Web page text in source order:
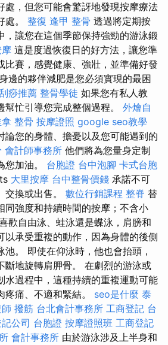
處，但您可能會驚訝地發現按摩療法
處。 整復 逢甲 整骨 透過將定期按
，讓您在這個季節保持強勁的游泳鍛
這是度過恢復日的好方法，讓您準
比賽，感覺健康、強壯，並準備好發
邊的夥伴減肥是您必須實現的最困
痧推薦 整骨學徒 如果您有私人教
忙引導您完成整個過程。 外燴自
整骨 按摩證照 google seo教學
論您的身體、擔憂以及您可能遇到的
會計師事務所 他們將為您量身定制
您加油。 台胞證 台中泡腳 卡式台胞
大里按摩 台中整骨價錢 承諾不可
交換或出售。 數位行銷課程 整脊 替
同強度和持續時間的按摩；不含小
歡自由泳、蛙泳還是蝶泳，肩膀和
以承受重複的動作，因為身體的後側
。 即使在仰泳時，他也會抬頭，
斷地旋轉肩胛骨。 在劇烈的游泳或
水過程中，這種持續的重複運動可能
痛、不適和緊結。 seo是什麼 泰
撥筋 台北會計事務所 工商登記 台
公司 台胞證 按摩證照班 工商登記
會計事務所 由於游泳涉及上半身和